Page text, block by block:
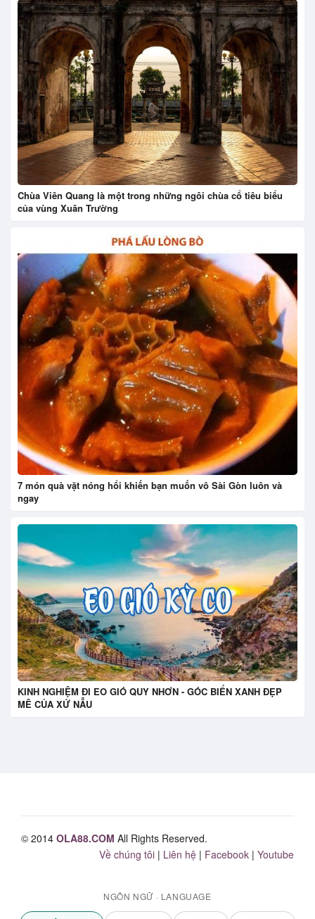
Chùa Viên Quang là một trong những ngôi chùa cổ tiêu biểu
của vùng Xuân Trường
7 món quà vặt nóng hổi khiến bạn muốn vô Sài Gòn luôn và
ngay
KINH NGHIỆM ĐI EO GIÓ QUY NHƠN - GÓC BIỂN XANH ĐẸP
MÊ CỦA XỨ NẪU
© 2014 OLA88.COM All Rights Reserved.
Về chúng tôi | Liên hệ | Facebook | Youtube
NGÔN NGỮ · LANGUAGE